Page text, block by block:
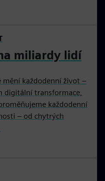
miliardy lidí
každodenní život –
digitální transformace,
každodenní
– od chytrých